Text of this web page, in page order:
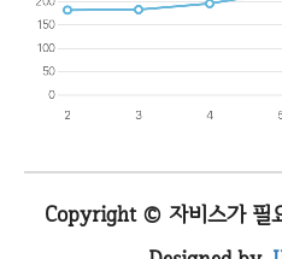
Copyright © 자비스가 필